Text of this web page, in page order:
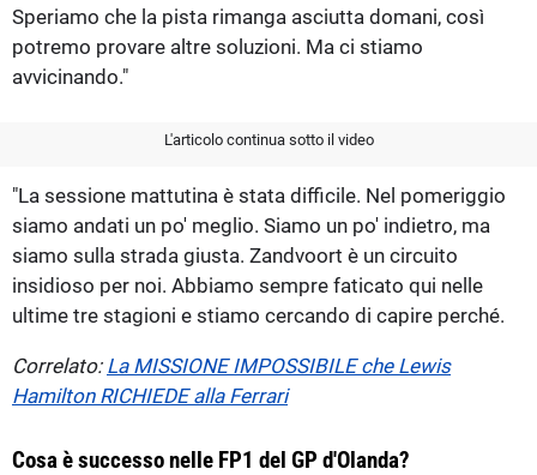
Speriamo che la pista rimanga asciutta domani, così
potremo provare altre soluzioni. Ma ci stiamo
avvicinando."
L'articolo continua sotto il video
"La sessione mattutina è stata difficile. Nel pomeriggio
siamo andati un po' meglio. Siamo un po' indietro, ma
siamo sulla strada giusta. Zandvoort è un circuito
insidioso per noi. Abbiamo sempre faticato qui nelle
ultime tre stagioni e stiamo cercando di capire perché.
Correlato: La MISSIONE IMPOSSIBILE che Lewis
Hamilton RICHIEDE alla Ferrari
Cosa è successo nelle FP1 del GP d'Olanda?